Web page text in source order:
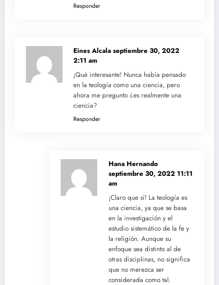
Responder
Eines Alcala septiembre 30, 2022
2:11 am
¡Qué interesante! Nunca había pensado
en la teología como una ciencia, pero
ahora me pregunto ¿es realmente una
ciencia?
Responder
Hana Hernando
septiembre 30, 2022 11:11
am
¡Claro que sí! La teología es
una ciencia, ya que se basa
en la investigación y el
estudio sistemático de la fe y
la religión. Aunque su
enfoque sea distinto al de
otras disciplinas, no significa
que no merezca ser
considerada como tal.